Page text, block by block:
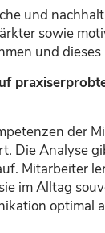
und
sowie
und
der
Die Analyse
Mitarbeiter
im Alltag
optimal